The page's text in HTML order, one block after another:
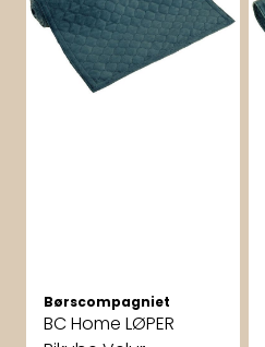
Børscompagniet
BC Home LØPER